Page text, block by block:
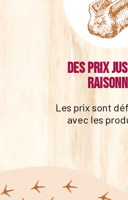
Des prix
Les prix sont
avec les